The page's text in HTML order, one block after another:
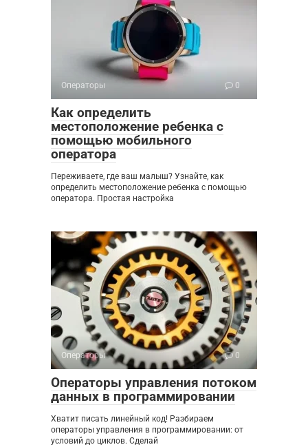
Операторы 0
Как определить
местоположение ребенка с
помощью мобильного
оператора
Переживаете, где ваш малыш? Узнайте, как
определить местоположение ребенка с помощью
оператора. Простая настройка
Операторы 0
Операторы управления потоком
данных в программировании
Хватит писать линейный код! Разбираем
операторы управления в программировании: от
условий до циклов. Сделай